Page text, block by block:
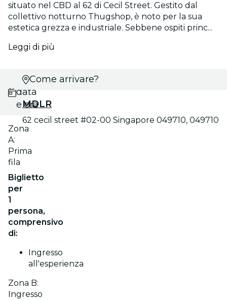
situato nel CBD al 62 di Cecil Street. Gestito dal
collettivo notturno Thugshop, è noto per la sua
estetica grezza e industriale. Sebbene ospiti princ...
Leggi di più
Scegli
data
e ora
Zona
A:
Prima
fila
Biglietto
per
1
persona,
comprensivo
di:
Ingresso
all'esperienza
Zona B:
Ingresso
Come arrivare?
MDLR
62 cecil street #02-00 Singapore 049710, 049710